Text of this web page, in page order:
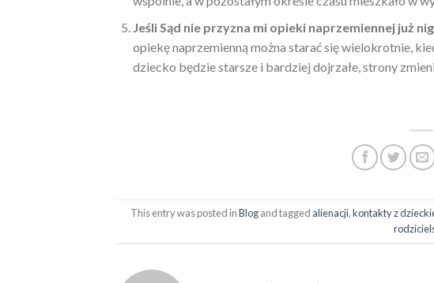
Jeśli Sąd nie przyzna mi opieki naprzemiennej już
opiekę naprzemienną można starać się wielokrotnie,
dziecko będzie starsze i bardziej dojrzałe, strony
This entry was posted inBlogand tagged alienacji,kontakty z